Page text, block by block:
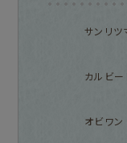
サンリツ
カルビー
オビワン